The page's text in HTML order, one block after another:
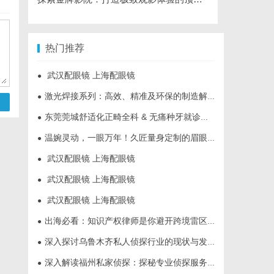
热门推荐
● 武汉配眼镜 上海配眼镜
● 激光焊接系列：高效、精准及环保的制造解决方案
● 东莞莞城舒适化正畸全科 & 无痛种牙就诊避坑攻略
● 温婉灵动，一眼万年！久匠量身定制的眉眼唇，才是你整张脸的点睛之笔！淡颜系女生的气质加分项
● 武汉配眼镜 上海配眼镜
● 武汉配眼镜 上海配眼镜
● 武汉配眼镜 上海配眼镜
● 出海必看：知识产权律师是你避开跨境雷区的安全垫
● 深入探讨乌鲁木齐私人侦探行业的现状与发展趋势
● 深入解读福州私家侦探：探秘专业侦探服务的魅力与实用价值